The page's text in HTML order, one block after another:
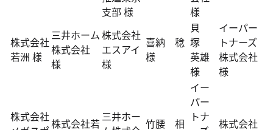
支部 様
様
株式会社
若洲 様
三井ホーム
株式会社
様
株式会社
エスアイ
様
喜納 稔
様
貝
塚
英雄
様
イーパー
トナーズ
株式会社
様
株式会社株式会社若 三井ホー 竹腰 相
イー
パー
トナ
株式会社